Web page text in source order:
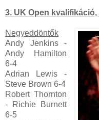
3. UK Open kvalifikáció,
Negyeddöntők
Andy Jenkins -
Andy Hamilton
6-4
Adrian Lewis -
Steve Brown 6-4
Robert Thornton
- Richie Burnett
6-5